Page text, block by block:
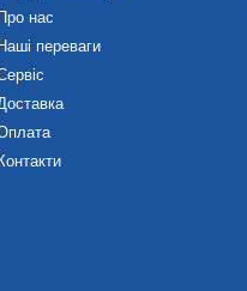
та гарантуємо
а також надати повну
сервісом після продажу.
бізнесу. Ви
бізнес-цілей.
Про нас
Наші переваги
Контакти